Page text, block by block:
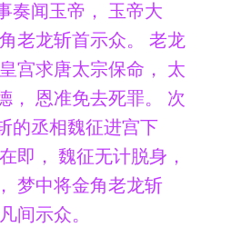
奏闻玉帝， 玉帝大
老龙斩首示众。 老龙
宫求唐太宗保命， 太
， 恩准免去死罪。 次
的丞相魏征进宫下
即， 魏征无计脱身，
梦中将金角老龙斩
间示众。